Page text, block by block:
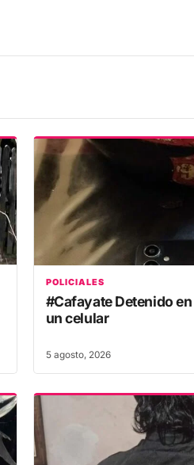
POLICIALES
#Cafayate Detenido
un celular
5 agosto, 2026